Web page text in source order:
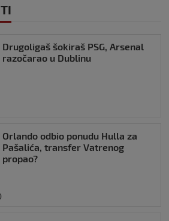
Drugoligaš šokiraš PSG, Arsenal
razočarao u Dublinu
Orlando odbio ponudu Hulla za
Pašalića, transfer Vatrenog
propao?